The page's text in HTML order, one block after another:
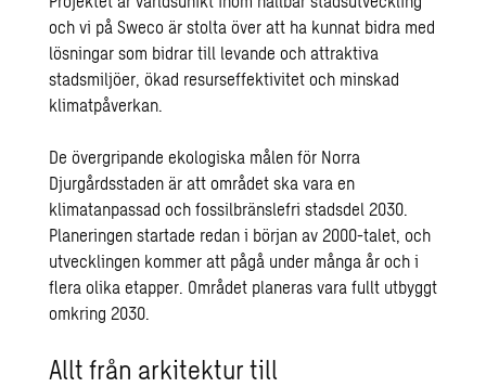
och vi på Sweco är stolta över att ha kunnat bidra med
lösningar som bidrar till levande och attraktiva
stadsmiljöer, ökad resurseffektivitet och minskad
klimatpåverkan.
De övergripande ekologiska målen för Norra
Djurgårdsstaden är att området ska vara en
klimatanpassad och fossilbränslefri stadsdel 2030.
Planeringen startade redan i början av 2000-talet, och
utvecklingen kommer att pågå under många år och i
flera olika etapper. Området planeras vara fullt utbyggt
omkring 2030.
Allt från arkitektur till